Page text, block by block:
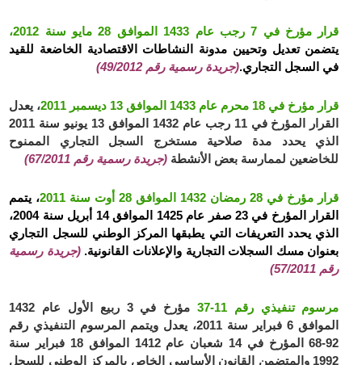
قرار مؤرخ في 7 رجب عام 1433 الموافق 28 مايو سنة 2012،
يتضمن تعديل وتحيين مدونة النشاطات الاقتصادية الخاضعة للقيد
في السجل التجاري.(جريدة رسمية رقم 49/2012)
قرار مؤرخ في 18 محرم عام 1433 الموافق 13 ديسمبر 2011
، يعدل
القرار المؤرخ في 11 رجب عام 1432 الموافق 13 يونيو سنة 2011
الذي يحدد مدة صلاحية مستخرج السجل التجاري الممنوح
للخاضعين لممارسة بعض الأنشطة (جريدة رسمية رقم 67/2011)
قرار مؤرخ في 28 رمضان 1432 الموافق 28 أوت سنة 2011
، يتمم
القرار المؤرخ في 23 صفر عام 1425 الموافق 14 أبريل سنة 2004،
الذي يحدد التعريفات التي يطبقها المركز الوطني للسجل التجاري
بعنوان مسك السجلات التجارية والإعلانات القانونية.(جريدة رسمية
رقم 57/2011)
مرسوم تنفيذي رقم 11-37
مؤرخ في 3 ربيع الأول عام 1432
الموافق 6 فبراير سنة 2011، يعدل ويتمم المرسوم التنفيذي رقم
92-68 المؤرخ في 14 شعبان عام 1412 الموافق 18 فبراير سنة
1992 والمتضمن القانون الأساسي الخاص بالمركز الوطني للسجل